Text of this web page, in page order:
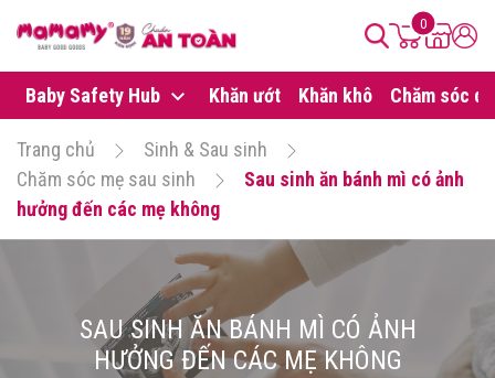
0
Baby Safety Hub Khăn ướt Khăn khô Chăm sóc da
Trang chủ
Sinh & Sau sinh
Chăm sóc mẹ sau sinh
Sau sinh ăn bánh mì có ảnh
hưởng đến các mẹ không
SAU SINH ĂN BÁNH MÌ CÓ ẢNH
HƯỞNG ĐẾN CÁC MẸ KHÔNG